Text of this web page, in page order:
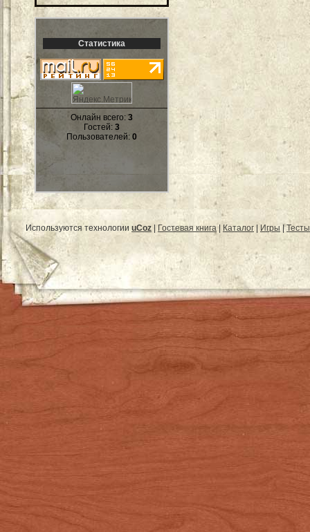
Статистика
Онлайн всего: 3
Гостей: 3
Пользователей: 0
Используются технологии uCoz Гостевая книга| Каталог Игры |Тесты